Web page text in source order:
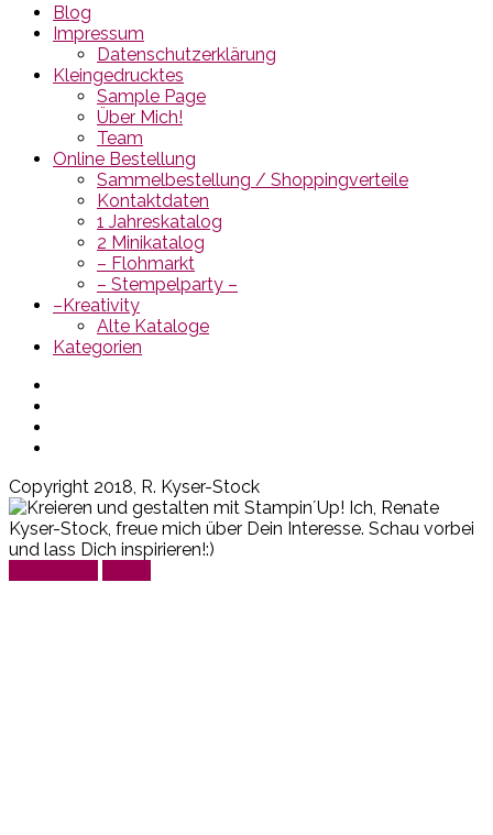
Blog
Impressum
Datenschutzerklärung
Kleingedrucktes
Sample Page
Über Mich!
Team
Online Bestellung
Sammelbestellung / Shoppingverteile
Kontaktdaten
1 Jahreskatalog
2 Minikatalog
– Flohmarkt
– Stempelparty –
–Kreativity
Alte Kataloge
Kategorien
Copyright 2018, R. Kyser-Stock